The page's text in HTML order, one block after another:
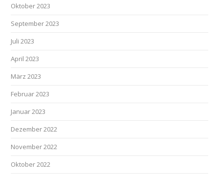
Oktober 2023
September 2023
Juli 2023
April 2023
März 2023
Februar 2023
Januar 2023
Dezember 2022
November 2022
Oktober 2022